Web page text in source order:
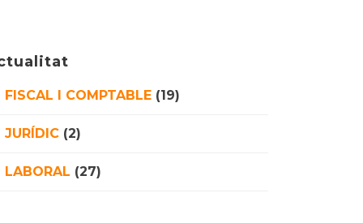
FISCAL I COMPTABLE (19)
JURÍDIC (2)
LABORAL (27)